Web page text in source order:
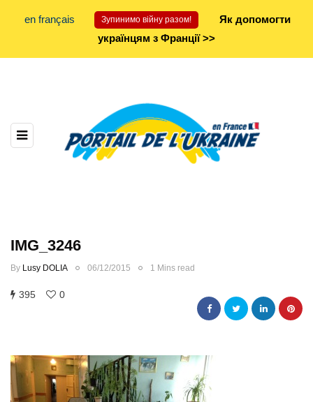
en français Зупинимо війну разом!
Як допомогти
українцям з Франції >>
IMG_3246
By Lusy DOLIA 06/12/2015 1 Mins read
395 0